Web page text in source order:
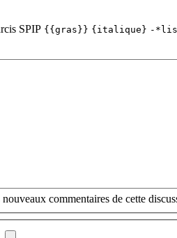
SPIP {{gras}} {italique} -
commentaires de cette